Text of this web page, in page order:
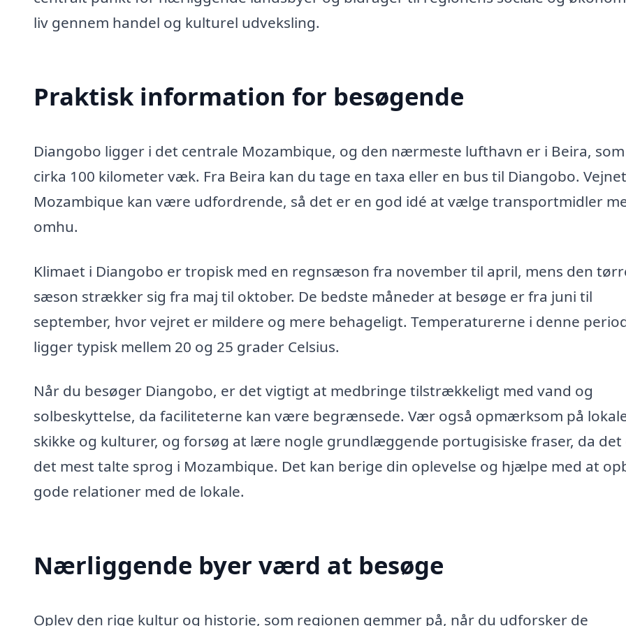
liv gennem handel og kulturel udveksling.
Praktisk information for besøgende
Diangobo ligger i det centrale Mozambique, og den nærmeste lufthavn er i Beira,
cirka 100 kilometer væk. Fra Beira kan du tage en taxa eller en bus til Diangobo.
Mozambique kan være udfordrende, så det er en god idé at vælge transportmidler
omhu.
Klimaet i Diangobo er tropisk med en regnsæson fra november til april, mens den
sæson strækker sig fra maj til oktober. De bedste måneder at besøge er fra juni til
september, hvor vejret er mildere og mere behageligt. Temperaturerne i denne
ligger typisk mellem 20 og 25 grader Celsius.
Når du besøger Diangobo, er det vigtigt at medbringe tilstrækkeligt med vand og
solbeskyttelse, da faciliteterne kan være begrænsede. Vær også opmærksom på
skikke og kulturer, og forsøg at lære nogle grundlæggende portugisiske fraser, da det
det mest talte sprog i Mozambique. Det kan berige din oplevelse og hjælpe med at
gode relationer med de lokale.
Nærliggende byer værd at besøge
Oplev den rige kultur og historie, som regionen gemmer på, når du udforsker de